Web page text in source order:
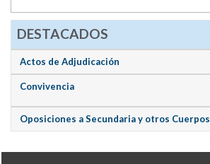
DESTACADOS
Actos de Adjudicación
Convivencia
Oposiciones a Secundaria y otros Cuerpos